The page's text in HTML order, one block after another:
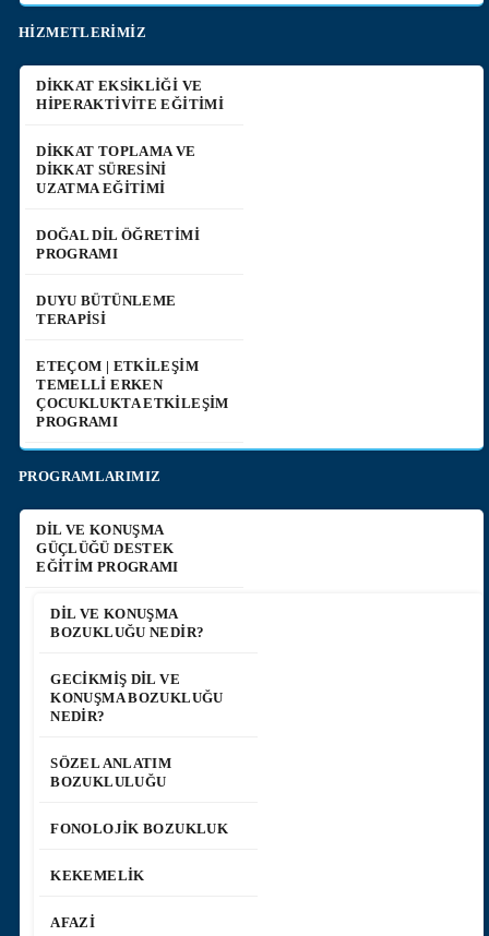
HİZMETLERİMİZ
DİKKAT EKSİKLİĞİ VE
HİPERAKTİVİTE EĞİTİMİ
DİKKAT TOPLAMA VE
DİKKAT SÜRESİNİ
UZATMA EĞİTİMİ
DOĞAL DİL ÖĞRETİMİ
PROGRAMI
DUYU BÜTÜNLEME
TERAPİSİ
ETEÇOM | ETKİLEŞİM
TEMELLİ ERKEN
ÇOCUKLUKTA ETKİLEŞİM
PROGRAMI
PROGRAMLARIMIZ
DİL VE KONUŞMA
GÜÇLÜĞÜ DESTEK
EĞİTİM PROGRAMI
DIL VE KONUŞMA
BOZUKLUĞU NEDIR?
GECIKMIŞ DIL VE
KONUŞMA BOZUKLUĞU
NEDIR?
SÖZEL ANLATIM
BOZUKLULUĞU
FONOLOJIK BOZUKLUK
KEKEMELIK
AFAZI